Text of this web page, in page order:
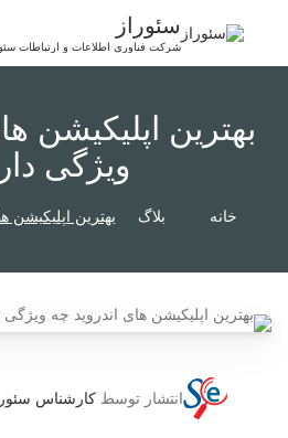
سئوراز
شرکت فناوری اطلاعات و ارتباطات
بهترین اپلیکیشن
ویژگی
خانه بلاگ بهترین اپلیکیشن
انتشار توسط کارشناس